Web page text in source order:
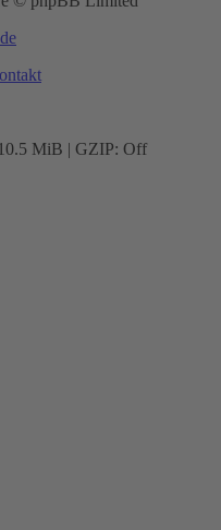
MiB | GZIP: Off